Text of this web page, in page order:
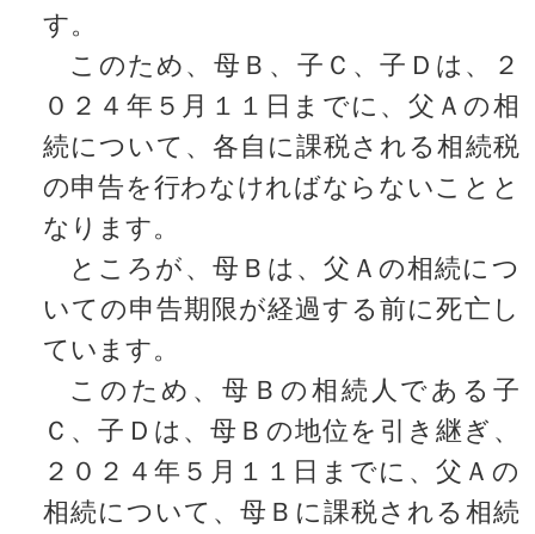
す。
このため、母Ｂ、子Ｃ、子Ｄは、２
０２４年５月１１日までに、父Ａの相
続について、各自に課税される相続税
の申告を行わなければならないことと
なります。
ところが、母Ｂは、父Ａの相続につ
いての申告期限が経過する前に死亡し
ています。
このため、母Ｂの相続人である子
Ｃ、子Ｄは、母Ｂの地位を引き継ぎ、
２０２４年５月１１日までに、父Ａの
相続について、母Ｂに課税される相続